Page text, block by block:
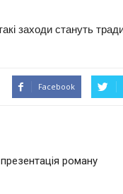
заходи стануть
Facebook
роману